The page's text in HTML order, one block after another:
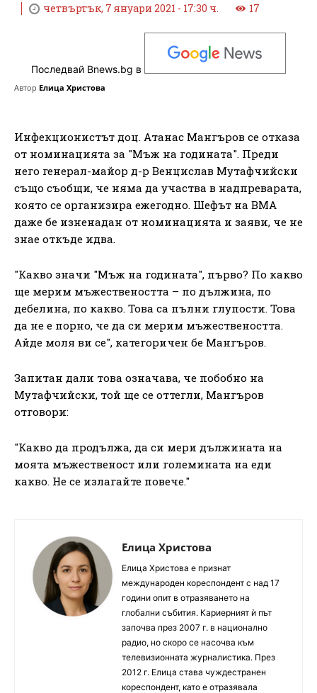
четвъртък, 7 януари 2021 - 17:30 ч. 17
Последвай Bnews.bg в
Автор Елица Христова
Инфекционистът доц. Атанас Мангъров се отказа
от номинацията за "Мъж на годината". Преди
него генерал-майор д-р Венцислав Мутафчийски
също съобщи, че няма да участва в надпреварата,
която се организира ежегодно. Шефът на ВМА
даже бе изненадан от номинацията и заяви, че не
знае откъде идва.
"Какво значи "Мъж на годината", първо? По какво
ще мерим мъжествеността – по дължина, по
дебелина, по какво. Това са пълни глупости. Това
да не е порно, че да си мерим мъжествеността.
Айде моля ви се", категоричен бе Мангъров.
Запитан дали това означава, че побобно на
Мутафчийски, той ще се оттегли, Мангъров
отговори:
"Какво да продължа, да си мери дължината на
моята мъжественост или големината на еди
какво. Не се излагайте повече."
Елица Христова
Елица Христова е признат
международен кореспондент с над 17
години опит в отразяването на
глобални събития. Кариерният ѝ път
започва през 2007 г. в национално
радио, но скоро се насочва към
телевизионната журналистика. През
2012 г. Елица става чуждестранен
кореспондент, като е отразявала